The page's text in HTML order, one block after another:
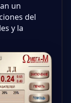
un
del
y la